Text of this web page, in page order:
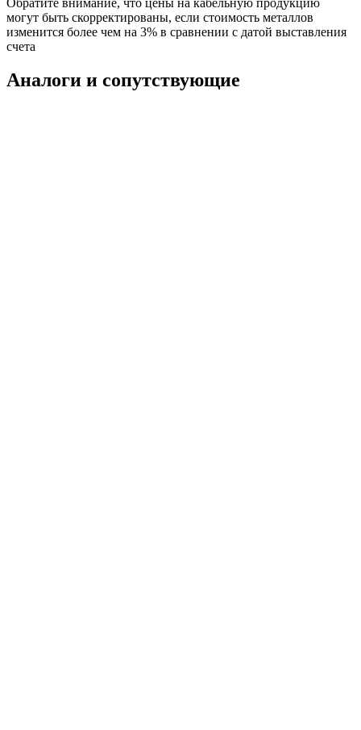
могут быть скорректированы, если стоимость металлов
изменится более чем на 3% в сравнении с датой выставления
счета
Аналоги и сопутствующие